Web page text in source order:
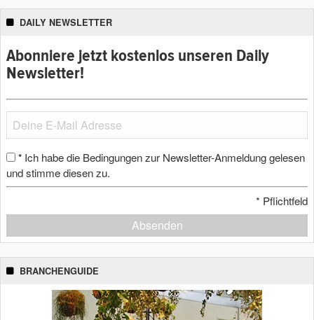
DAILY NEWSLETTER
Abonniere jetzt kostenlos unseren Daily
Newsletter!
* Ich habe die Bedingungen zur Newsletter-Anmeldung gelesen
und stimme diesen zu.
* Pflichtfeld
Absenden
BRANCHENGUIDE